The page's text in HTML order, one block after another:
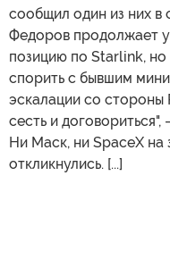
сообщил один из них в
Федоров продолжает
позицию по Starlink,
спорить с бывшим
эскалации со стороны
сесть и
Ни Маск, ни SpaceX на
откликнулись. [...]